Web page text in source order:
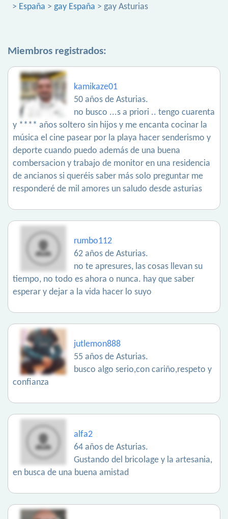
> España > gay España > gay Asturias
Miembros registrados:
kamikaze01
50 años de Asturias.
no busco ...s a priori .. tengo cuarenta
y **** años soltero sin hijos y me encanta cocinar la
música el cine pasear por la playa hacer senderismo y
deporte cuando puedo además de una buena
combersacion y trabajo de monitor en una residencia
de ancianos si queréis saber más solo preguntar me
responderé de mil amores un saludo desde asturias
rumbo112
62 años de Asturias.
no te apresures, las cosas llevan su
tiempo, no todo es ahora o nunca. hay que saber
esperar y dejar a la vida hacer lo suyo
jutlemon888
55 años de Asturias.
busco algo serio,con cariño,respeto y
confianza
alfa2
64 años de Asturias.
Gustando del bricolage y la artesania,
en busca de una buena amistad